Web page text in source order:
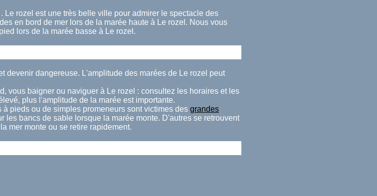
Le rozel est une très belle ville pour admirer le spectacle des
en bord de mer lors de la marée haute à Le rozel. Nous vous
lors de la marée basse à Le rozel.
devenir dangereuse. L'amplitude des marées de Le rozel peut
vous baigner ou naviguer à Le rozel : consultez les horaires et les
plus l'amplitude de la marée est importante.
pieds ou de simples promeneurs sont victimes des grandes
les bancs de sable lorsque la marée monte. D'autres se retrouvent
mer monte ou se retire rapidement.